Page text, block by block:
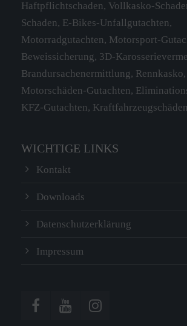
Have any questions?
+44 1234 567 890
Drop us a line
info@yourdomain.com
SOCIAL MEDIA
adipiscing elit.
massa. Cum sociis natoque
Donec quam felis, ultricies nec.
Haftpflichtschaden, Vollkasko-
Schaden, E-Bikes-Unfallgutachten,
Motorradgutachten, Motorsport-
Beweissicherung, 3D-
Brandursachenermittlung, Rennkasko,
Motorschäden-Gutachten,
KFZ-Gutachten,
WICHTIGE LINKS
Kontakt
Downloads
Datenschutzerklärung
Impressum